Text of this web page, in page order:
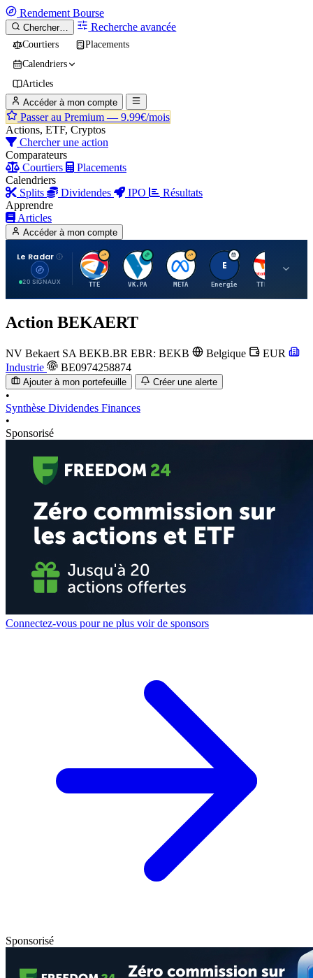
Rendement Bourse
Chercher… Recherche avancée
Courtiers
Placements
Calendriers
Articles
Accéder à mon compte
Passer au Premium — 9.99€/mois
Actions, ETF, Cryptos
Chercher une action
Comparateurs
Courtiers
Placements
Calendriers
Splits
Dividendes IPO
Résultats
Apprendre
Articles
Accéder à mon compte
Le Radar
20 SIGNAUX
T
TTE
V
VK.PA
M
META
E
Energie
T
TTE.PA
Action BEKAERT
NV Bekaert SA BEKB.BR EBR: BEKB Belgique
EUR
Industrie
BE0974258874
Ajouter à mon portefeuille Créer une alerte
•
Synthèse Dividendes Finances
•
Sponsorisé
Connectez-vous pour ne plus voir de sponsors
Sponsorisé